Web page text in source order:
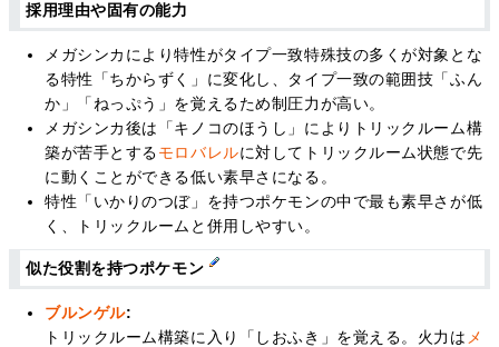
採用理由や固有の能力
メガシンカにより特性がタイプ一致特殊技の多くが対象とな
る特性「ちからずく」に変化し、タイプ一致の範囲技「ふん
か」「ねっぷう」を覚えるため制圧力が高い。
メガシンカ後は「キノコのほうし」によりトリックルーム構
築が苦手とするモロバレルに対してトリックルーム状態で先
に動くことができる低い素早さになる。
特性「いかりのつぼ」を持つポケモンの中で最も素早さが低
く、トリックルームと併用しやすい。
似た役割を持つポケモン
ブルンゲル:
トリックルーム構築に入り「しおふき」を覚える。火力は メ